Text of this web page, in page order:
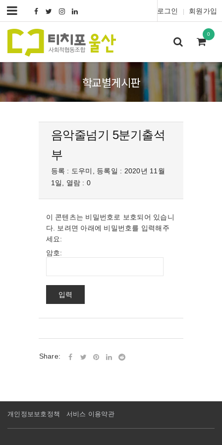
로그인 회원가입
0
학교별게시판
음악줄넘기 5분기출석
부
등록 : 도우미, 등록일 : 2020년 11월
1일, 열람 : 0
이 콘텐츠는 비밀번호로 보호되어 있습니
다. 보려면 아래에 비밀번호를 입력해주
세요:
암호:
Share:
개인정보보호정책 서비스 이용약관